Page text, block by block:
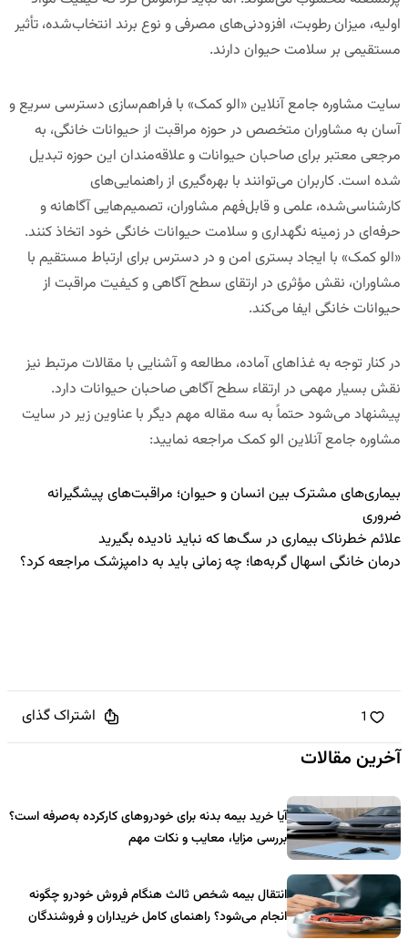
اولیه، میزان رطوبت، افزودنی‌های مصرفی و نوع برند انتخاب‌شده، تأثیر
مستقیمی بر سلامت حیوان دارند.
سایت مشاوره جامع آنلاین «الو کمک» با فراهم‌سازی دسترسی سریع و
آسان به مشاوران متخصص در حوزه مراقبت از حیوانات خانگی، به
مرجعی معتبر برای صاحبان حیوانات و علاقه‌مندان این حوزه تبدیل
شده است. کاربران می‌توانند با بهره‌گیری از راهنمایی‌های
کارشناسی‌شده، علمی و قابل‌فهم مشاوران، تصمیم‌هایی آگاهانه و
حرفه‌ای در زمینه نگهداری و سلامت حیوانات خانگی خود اتخاذ کنند.
«الو کمک» با ایجاد بستری امن و در دسترس برای ارتباط مستقیم با
مشاوران، نقش مؤثری در ارتقای سطح آگاهی و کیفیت مراقبت از
حیوانات خانگی ایفا می‌کند.
در کنار توجه به غذاهای آماده، مطالعه و آشنایی با مقالات مرتبط نیز
نقش بسیار مهمی در ارتقاء سطح آگاهی صاحبان حیوانات دارد.
پیشنهاد می‌شود حتماً به سه مقاله مهم دیگر با عناوین زیر در سایت
مشاوره جامع آنلاین الو کمک مراجعه نمایید:
بیماری‌های مشترک بین انسان و حیوان؛ مراقبت‌های پیشگیرانه
ضروری
علائم خطرناک بیماری در سگ‌ها که نباید نادیده بگیرید
درمان خانگی اسهال گربه‌ها؛ چه زمانی باید به دامپزشک مراجعه کرد؟
1 اشتراک گذای
آخرین مقالات
آیا خرید بیمه بدنه برای خودروهای کارکرده به‌صرفه است؟
بررسی مزایا، معایب و نکات مهم
انتقال بیمه شخص ثالث هنگام فروش خودرو چگونه
انجام می‌شود؟ راهنمای کامل خریداران و فروشندگان